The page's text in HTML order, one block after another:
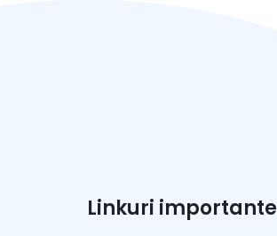
Linkuri importante